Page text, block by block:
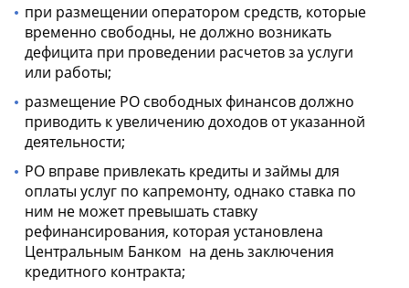
при размещении оператором средств, которые
временно свободны, не должно возникать
дефицита при проведении расчетов за услуги
или работы;
размещение РО свободных финансов должно
приводить к увеличению доходов от указанной
деятельности;
РО вправе привлекать кредиты и займы для
оплаты услуг по капремонту, однако ставка по
ним не может превышать ставку
рефинансирования, которая установлена
Центральным Банком на день заключения
кредитного контракта;